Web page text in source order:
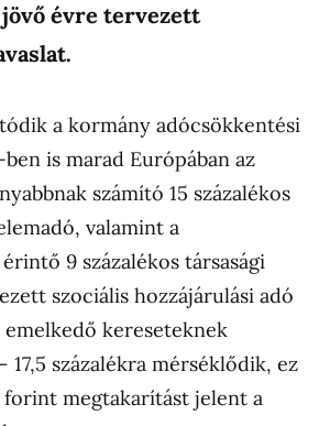
évre tervezett
a kormány adócsökkentési
is marad Európában az
számító 15 százalékos
valamint a
9 százalékos társasági
szociális hozzájárulási adó
kereseteknek
17,5 százalékra mérséklődik, ez
megtakarítást jelent a